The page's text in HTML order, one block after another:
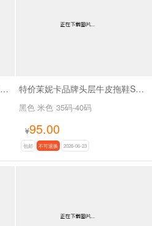
镂空编织凉拖包头厚底凉拖SA11175 特价茉妮卡品牌头层牛皮拖鞋SA111
黑色 米色 35码-40码
¥95.00
包邮 不可退换 2026-06-23